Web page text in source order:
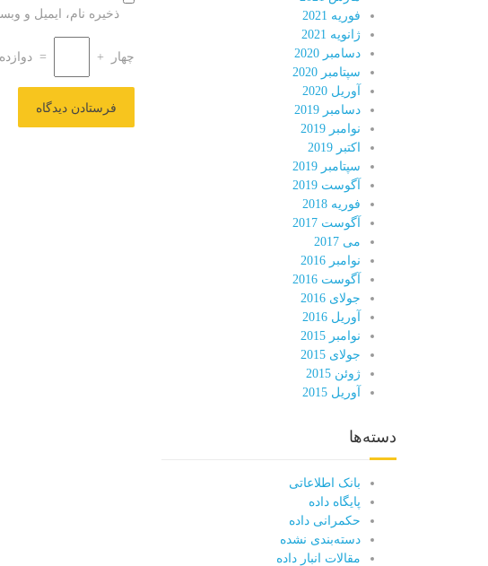
ذخیره نام، ایمیل و
چهار +
= دوازده
فوریه 2021
ژانویه 2021
دسامبر 2020
سپتامبر 2020
آوریل 2020
دسامبر 2019
نوامبر 2019
اکتبر 2019
سپتامبر 2019
آگوست 2019
فوریه 2018
آگوست 2017
می 2017
نوامبر 2016
آگوست 2016
جولای 2016
آوریل 2016
نوامبر 2015
جولای 2015
ژوئن 2015
آوریل 2015
دسته‌ها
بانک اطلاعاتی
پایگاه داده
حکمرانی داده
دسته‌بندی نشده
مقالات انبار داده